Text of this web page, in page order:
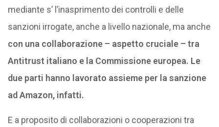
mediante s’ l’inasprimento dei controlli e delle
sanzioni irrogate, anche a livello nazionale, ma anche
con una collaborazione – aspetto cruciale – tra
Antitrust italiano e la Commissione europea. Le
due parti hanno lavorato assieme per la sanzione
ad Amazon, infatti.
E a proposito di collaborazioni o cooperazioni tra